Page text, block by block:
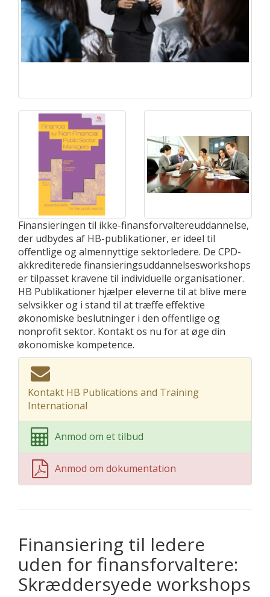
Finansieringen til ikke-finansforvaltereuddannelse,
der udbydes af HB-publikationer, er ideel til
offentlige og almennyttige sektorledere. De CPD-
akkrediterede finansieringsuddannelsesworkshops
er tilpasset kravene til individuelle organisationer.
HB Publikationer hjælper eleverne til at blive mere
selvsikker og i stand til at træffe effektive
økonomiske beslutninger i den offentlige og
nonprofit sektor. Kontakt os nu for at øge din
økonomiske kompetence.
Kontakt HB Publications and Training
International
Anmod om et tilbud
Anmod om dokumentation
Finansiering til ledere
uden for finansforvaltere:
Skræddersyede workshops